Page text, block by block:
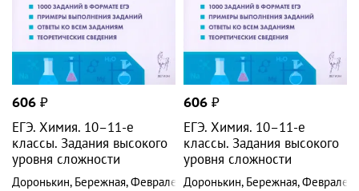
606 ₽
ЕГЭ. Химия. 10–11-е
классы. Задания высокого
уровня сложности
Доронькин, Бережная,Февралева
606 ₽
ЕГЭ. Химия. 10–11-е
классы. Задания высокого
уровня сложности
Доронькин, Бережная,Февралева